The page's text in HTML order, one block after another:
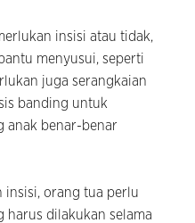
insisi atau tidak,
menyusui, seperti
juga serangkaian
banding untuk
anak benar-benar
insisi, orang tua perlu
harus dilakukan selama